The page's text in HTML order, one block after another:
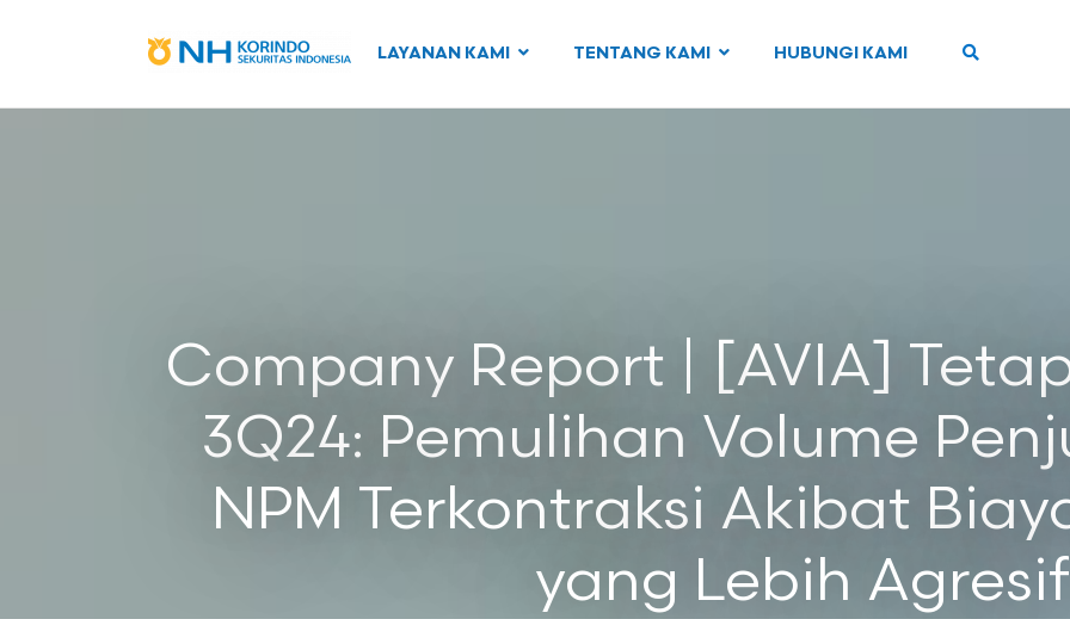
LAYANAN KAMI TENTANG KAMI HUBUNGI KAMI
Company Report | [AVIA]
3Q24: Pemulihan Volume
NPM Terkontraksi Akibat
yang Lebih Agresif